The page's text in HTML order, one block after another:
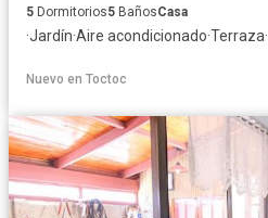
5 Dormitorios5 BañosCasa
·Jardín·Aire acondicionado·Terraza·
Nuevo en Toctoc